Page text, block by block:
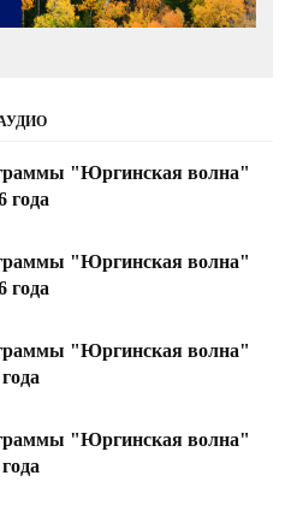
"Юргинская волна"
года
"Юргинская волна"
года
"Юргинская волна"
"Юргинская волна"